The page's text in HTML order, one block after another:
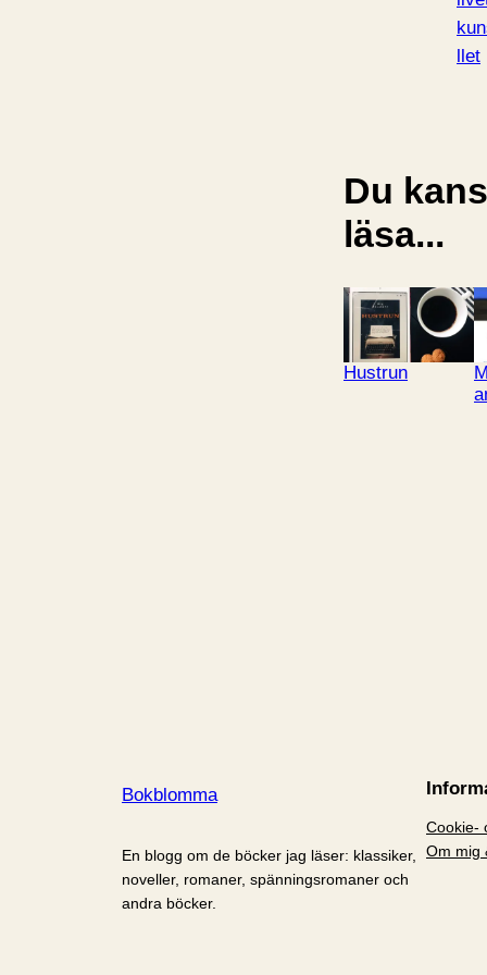
llet
Du
läsa...
Hustrun
Bokblomma
En blogg om de böcker jag läser: klassiker,
noveller, romaner, spänningsromaner och
andra böcker.
Cookie-
Om mig